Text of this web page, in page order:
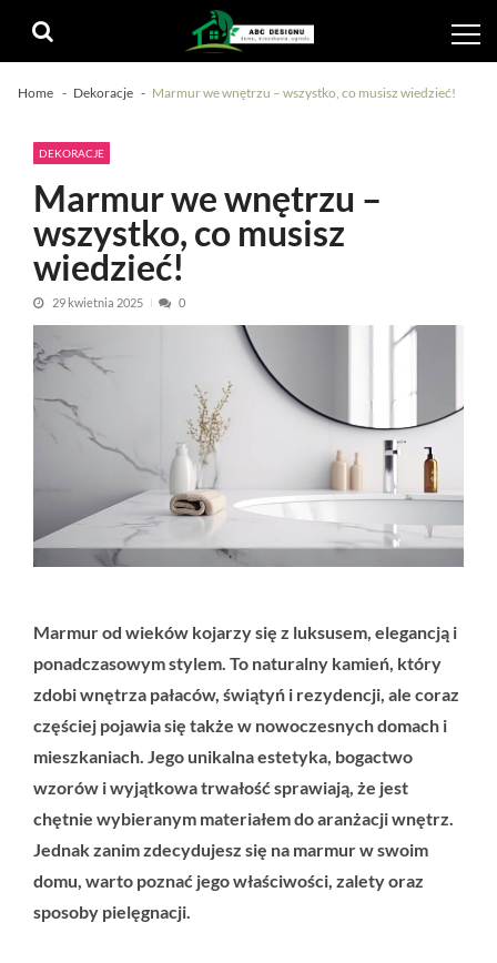
navigation
content
Home Dekoracje Marmur we wnętrzu – wszystko, co musisz wiedzieć!
DEKORACJE
Marmur we wnętrzu –
wszystko, co musisz
wiedzieć!
29 kwietnia 2025 0
Marmur od wieków kojarzy się z luksusem, elegancją i
ponadczasowym stylem. To naturalny kamień, który
zdobi wnętrza pałaców, świątyń i rezydencji, ale coraz
częściej pojawia się także w nowoczesnych domach i
mieszkaniach. Jego unikalna estetyka, bogactwo
wzorów i wyjątkowa trwałość sprawiają, że jest
chętnie wybieranym materiałem do aranżacji wnętrz.
Jednak zanim zdecydujesz się na marmur w swoim
domu, warto poznać jego właściwości, zalety oraz
sposoby pielęgnacji.